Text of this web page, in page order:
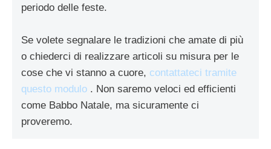
periodo delle feste.
Se volete segnalare le tradizioni che amate di più
o chiederci di realizzare articoli su misura per le
cose che vi stanno a cuore, contattateci tramite
questo modulo . Non saremo veloci ed efficienti
come Babbo Natale, ma sicuramente ci
proveremo.